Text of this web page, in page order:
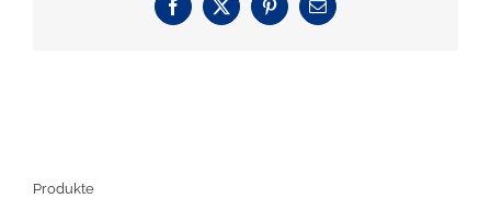
Facebook
X PinterestE-
Produkte